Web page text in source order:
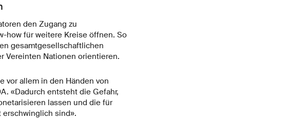
den Zugang zu
how für weitere Kreise öffnen. So
gesamtgesellschaftlichen
Vereinten Nationen orientieren.
vor allem in den Händen von
«Dadurch entsteht die Gefahr,
lassen und die für
sind».